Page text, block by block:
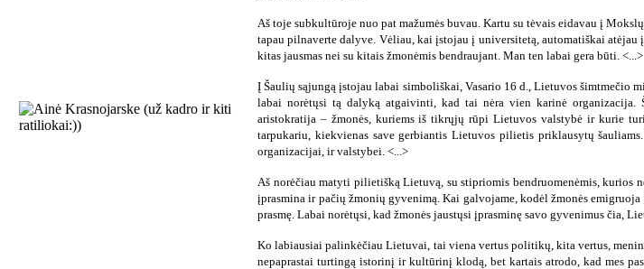
Aš toje subkultūroje nuo pat mažumės buvau. Kartu su tėvais eidavau į
tapau pilnaverte dalyve. Vėliau, kai įstojau į universitetą, automatiškai
kitas jausmas nei su kitais žmonėmis bendraujant. Man ten labai gera būti. <...>
Į Šaulių sąjungą įstojau labai simboliškai, Vasario 16 d., Lietuvos šimtmečio
labai norėtųsi tą dalyką atgaivinti, kad tai nėra vien karinė organizacija.
aristokratija – žmonės, kuriems iš tikrųjų rūpi Lietuvos valstybė ir kurie
tarpukariu, kiekvienas save gerbiantis Lietuvos pilietis priklausytų
organizacijai, ir valstybei. <...>
Aš norėčiau matyti pilietišką Lietuvą, su stipriomis bendruomenėmis, kurios
įprasmina ir pačių žmonių gyvenimą. Kai galvojame, kodėl žmonės
prasmę. Labai norėtųsi, kad žmonės jaustųsi įprasminę savo gyvenimus čia,
Ko labiausiai palinkėčiau Lietuvai, tai viena vertus politikų, kita vertus,
nepaprastai turtingą istorinį ir kultūrinį klodą, bet kartais atrodo, kad mes